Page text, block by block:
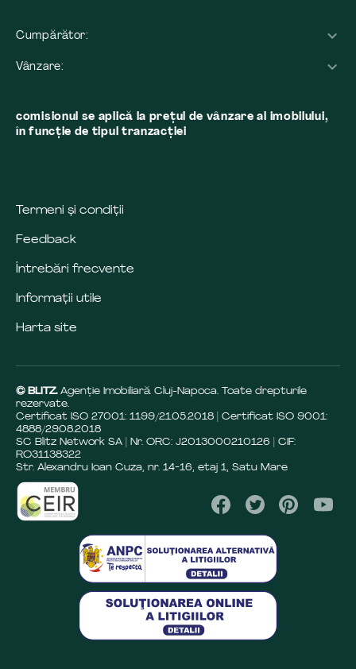
Cumpărător:
Vânzare:
comisionul se aplică la preţul de vânzare al imobilului,
în funcţie de tipul tranzacţiei
Termeni și condiții
Feedback
Întrebări frecvente
Informații utile
Harta site
© BLITZ. Agenție Imobiliară Cluj-Napoca. Toate drepturile
rezervate.
Certificat ISO 27001: 1199/21.05.2018 | Certificat ISO 9001:
4888/29.08.2018
SC Blitz Network SA | Nr. ORC: J2013000210126 | CIF:
RO31138322
Str. Alexandru Ioan Cuza, nr. 14-16, etaj 1, Satu Mare